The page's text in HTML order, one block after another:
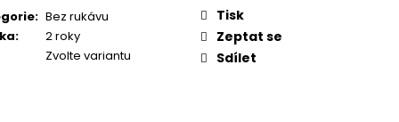
: Bez rukávu
:
2 roky
Zvolte variantu
Tisk
Zeptat se
Sdílet